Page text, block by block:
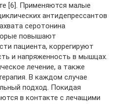
[6]. Применяются малые
антидепрессантов
серотонина
повышают
пациента, коррегируют
и напряженность в мышцах.
лечение, а также
В каждом случае
подход. Покидая
в контакте с лечащими